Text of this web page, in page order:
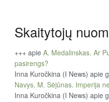
Skaitytojų
+++ apie A. Medalinskas. Ar
pasirengs?
Inna Kuročkina (I News) apie
Navys, M. Sėjūnas. Imperija
Inna Kuročkina (I News) apie